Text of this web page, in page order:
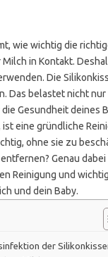
wie wichtig die
in Kontakt.
Die
Das belastet nicht
Gesundheit deines
eine gründliche
ohne sie zu
Genau
Reinigung und
und dein Baby.
der